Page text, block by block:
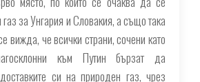
за Унгария и Словакия, а също така
вижда, че всички страни, сочени като
към Путин бързат да
си на природен газ, чрез